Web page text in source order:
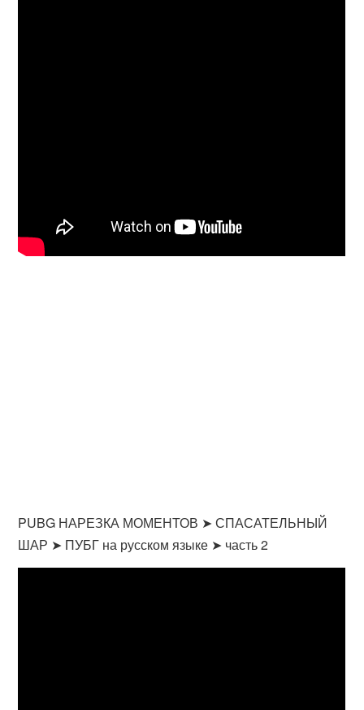
PUBG НАРЕЗКА МОМЕНТОВ ➤ СПАСАТЕЛЬНЫЙ
ШАР ➤ ПУБГ на русском языке ➤ часть 2